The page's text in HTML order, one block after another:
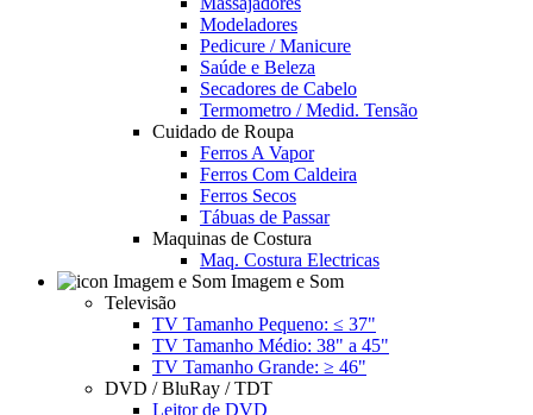
Modeladores
Pedicure / Manicure
Saúde e Beleza
Secadores de Cabelo
Termometro / Medid. Tensão
Cuidado de Roupa
Ferros A Vapor
Ferros Com Caldeira
Ferros Secos
Tábuas de Passar
Maquinas de Costura
Maq. Costura Electricas
Imagem e Som
Televisão
TV Tamanho Pequeno: ≤ 37"
TV Tamanho Médio: 38" a 45"
TV Tamanho Grande: ≥ 46"
DVD / BluRay / TDT
Leitor de DVD